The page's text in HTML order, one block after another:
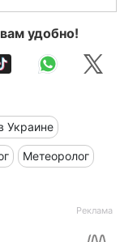
удобно!
Украине
Метеоролог